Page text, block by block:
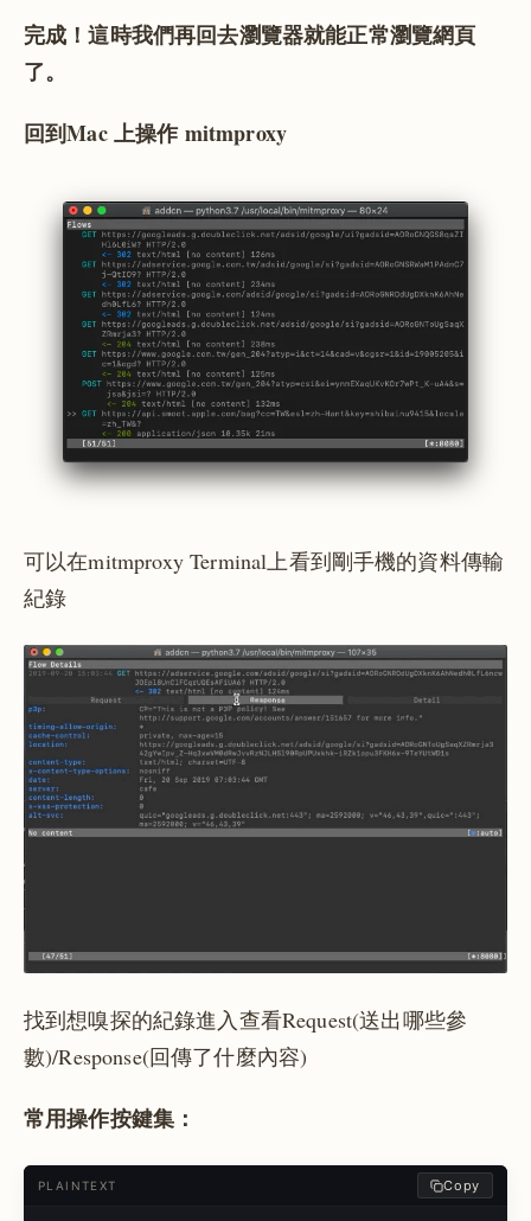
完成！這時我們再回去瀏覽器就能正常瀏覽網頁
了。
回到Mac 上操作 mitmproxy
可以在mitmproxy Terminal上看到剛手機的資料傳輸
紀錄
找到想嗅探的紀錄進入查看Request(送出哪些參
數)/Response(回傳了什麼內容)
常用操作按鍵集：
PLAINTEXT Copy